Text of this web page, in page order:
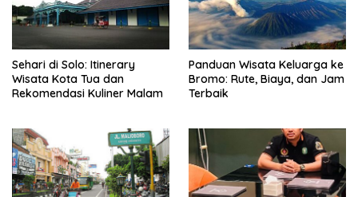
Sehari di Solo: Itinerary
Wisata Kota Tua dan
Rekomendasi Kuliner Malam
Panduan Wisata Keluarga ke
Bromo: Rute, Biaya, dan Jam
Terbaik